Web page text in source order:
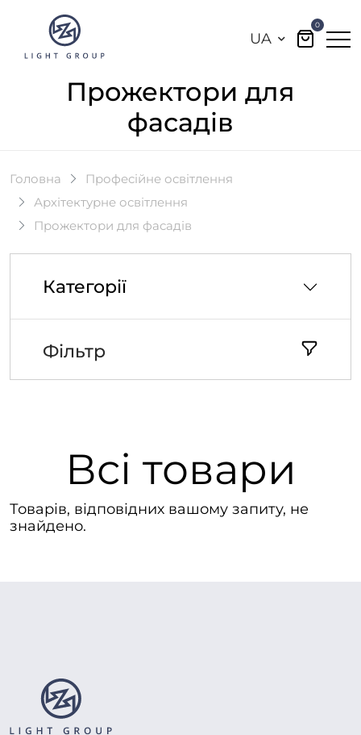
UA
0
Прожектори для
фасадів
Головна
Професійне освітлення
Архітектурне освітлення
Прожектори для фасадів
Категорії
Фільтр
Всі товари
Товарів, відповідних вашому запиту, не
знайдено.